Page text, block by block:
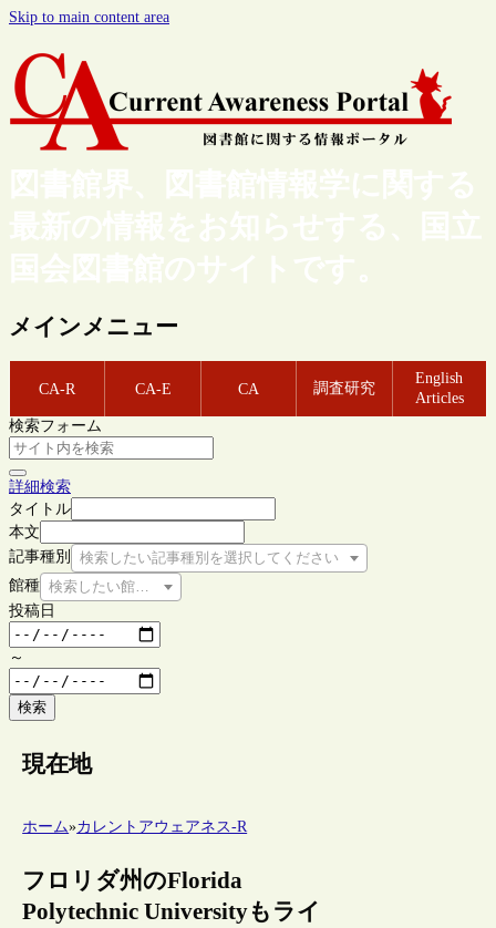
Skip to main content area
図書館界、図書館情報学に関する
最新の情報をお知らせする、国立
国会図書館のサイトです。
メインメニュー
CA-R CA-E CA 調査研究
English
Articles
検索フォーム
詳細検索
タイトル
本文
記事種別
検索したい記事種別を選択してください
館種 検索したい館種を選択してください
投稿日
～
検索
現在地
ホーム»カレントアウェアネス-R
フロリダ州のFlorida
Polytechnic Universityもライ